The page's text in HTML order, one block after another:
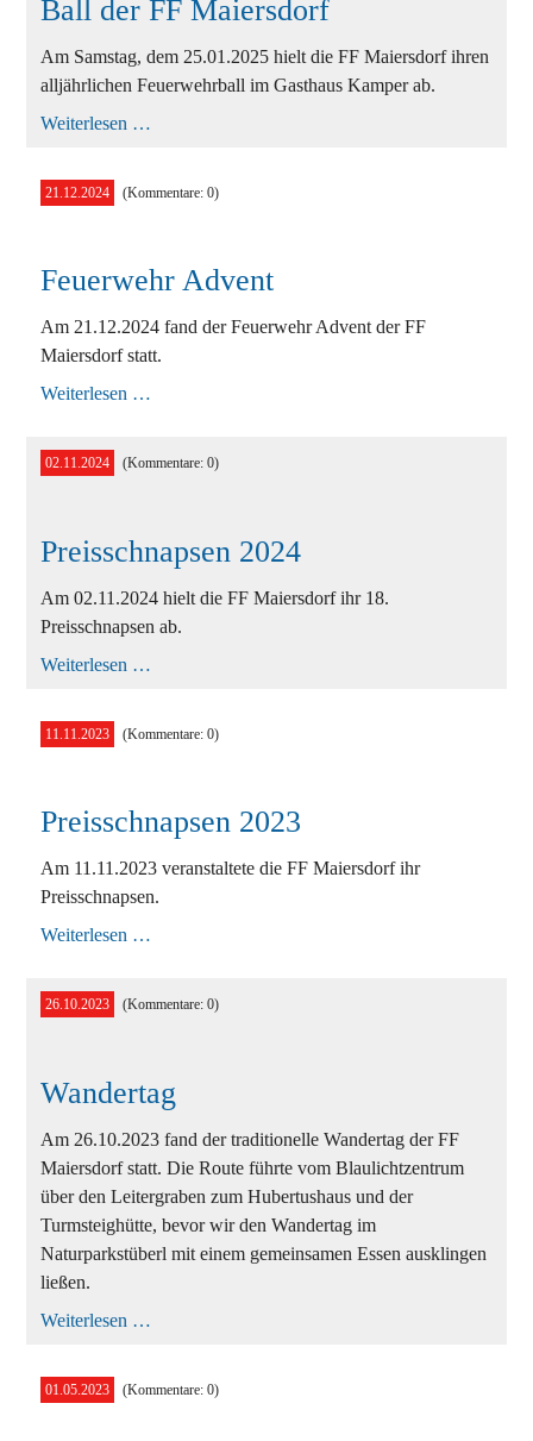
Ball der FF Maiersdorf
Am Samstag, dem 25.01.2025 hielt die FF Maiersdorf ihren
alljährlichen Feuerwehrball im Gasthaus Kamper ab.
Weiterlesen …
21.12.2024 (Kommentare: 0)
Feuerwehr Advent
Am 21.12.2024 fand der Feuerwehr Advent der FF
Maiersdorf statt.
Weiterlesen …
02.11.2024 (Kommentare: 0)
Preisschnapsen 2024
Am 02.11.2024 hielt die FF Maiersdorf ihr 18.
Preisschnapsen ab.
Weiterlesen …
11.11.2023 (Kommentare: 0)
Preisschnapsen 2023
Am 11.11.2023 veranstaltete die FF Maiersdorf ihr
Preisschnapsen.
Weiterlesen …
26.10.2023 (Kommentare: 0)
Wandertag
Am 26.10.2023 fand der traditionelle Wandertag der FF
Maiersdorf statt. Die Route führte vom Blaulichtzentrum
über den Leitergraben zum Hubertushaus und der
Turmsteighütte, bevor wir den Wandertag im
Naturparkstüberl mit einem gemeinsamen Essen ausklingen
ließen.
Weiterlesen …
01.05.2023 (Kommentare: 0)